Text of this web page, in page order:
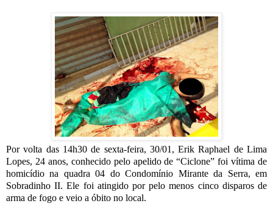
Por volta das 14h30 de sexta-feira, 30/01, Erik Raphael de Lima
Lopes, 24 anos, conhecido pelo apelido de “Ciclone” foi vítima de
homicídio na quadra 04 do Condomínio Mirante da Serra, em
Sobradinho II. Ele foi atingido por pelo menos cinco disparos de
arma de fogo e veio a óbito no local.